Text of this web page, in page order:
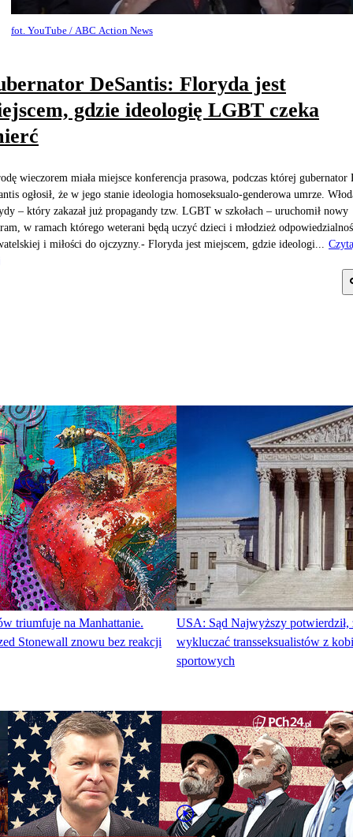
fot. YouTube / ABC Action News
DeSantis: Floryda jest
gdzie ideologię LGBT czeka
wieczorem miała miejsce konferencja prasowa, podczas której gubernator
ogłosił, że w jego stanie ideologia homoseksualo-genderowa umrze.
– który zakazał już propagandy tzw. LGBT w szkołach – uruchomił nowy
w ramach którego weterani będą uczyć dzieci i młodzież
i miłości do ojczyzny.- Floryda jest miejscem, gdzie ideologi...
triumfuje na Manhattanie.
Stonewall znowu bez reakcji
USA: Sąd Najwyższy potwierdził,
wykluczać transseksualistów z
sportowych